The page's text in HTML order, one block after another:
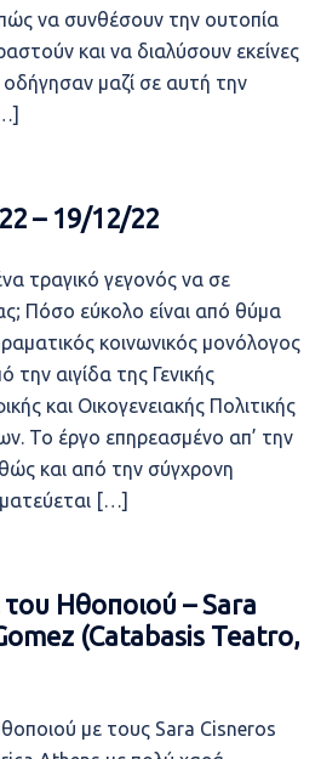
να συνθέσουν την ουτοπία
και να διαλύσουν εκείνες
οδήγησαν μαζί σε αυτή την
– 19/12/22
τραγικό γεγονός να σε
Πόσο εύκολο είναι από θύμα
κοινωνικός μονόλογος
την αιγίδα της Γενικής
και Οικογενειακής Πολιτικής
Το έργο επηρεασμένο απ’ την
και από την σύγχρονη
[…]
Ηθοποιού – Sara
(Catabasis Teatro,
με τους Sara Cisneros